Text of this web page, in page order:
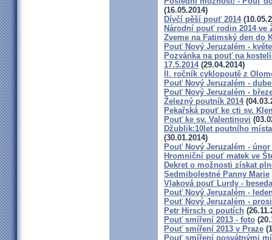
(16.05.2014)
Dívčí pěší pouť 2014
Národní pouť rodin 2014 ve
Zveme na Fatimský den do
Pouť Nový Jeruzalém -
Pozvánka na pouť na
17.5.2014(29.04.2014)
II. ročník cyklopoutě z
Pouť Nový Jeruzalém -
Pouť Nový Jeruzalém -
Železný poutník 2014
Pekařská pouť ke cti sv.
Pouť ke sv. Valentinovi
Džublik:10let poutního
(30.01.2014)
Pouť Nový Jeruzalém - únor
Hromniční pouť matek ve
Dekret o možnosti získat
Sedmibolestné Panny Marie
Vlaková pouť Lurdy -
Pouť Nový Jeruzalém -
Pouť Nový Jeruzalém -
Petr Hirsch o poutích
Pouť smíření 2013 - foto
Pouť smíření 2013 v Praze
Pouť smíření posvátnými